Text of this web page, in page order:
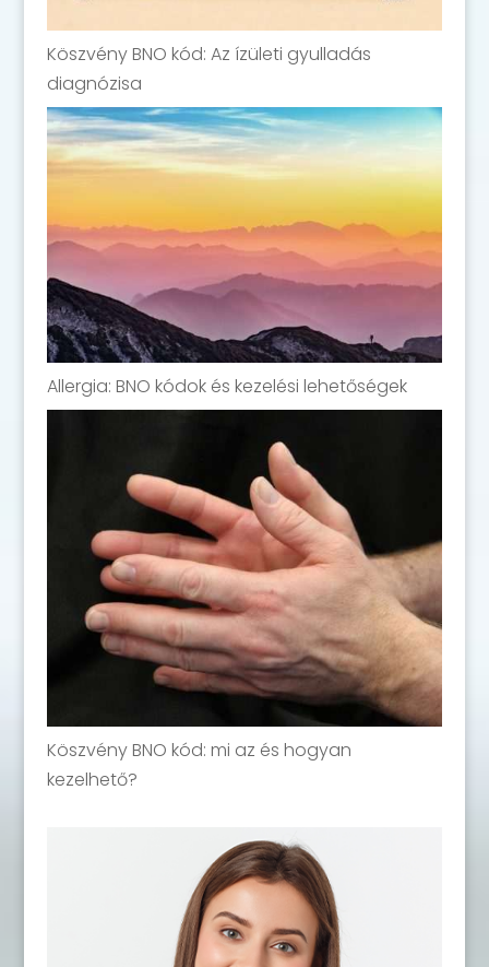
Köszvény BNO kód: Az ízületi gyulladás
diagnózisa
Allergia: BNO kódok és kezelési lehetőségek
Köszvény BNO kód: mi az és hogyan
kezelhető?